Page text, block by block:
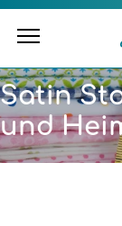
Satin
und